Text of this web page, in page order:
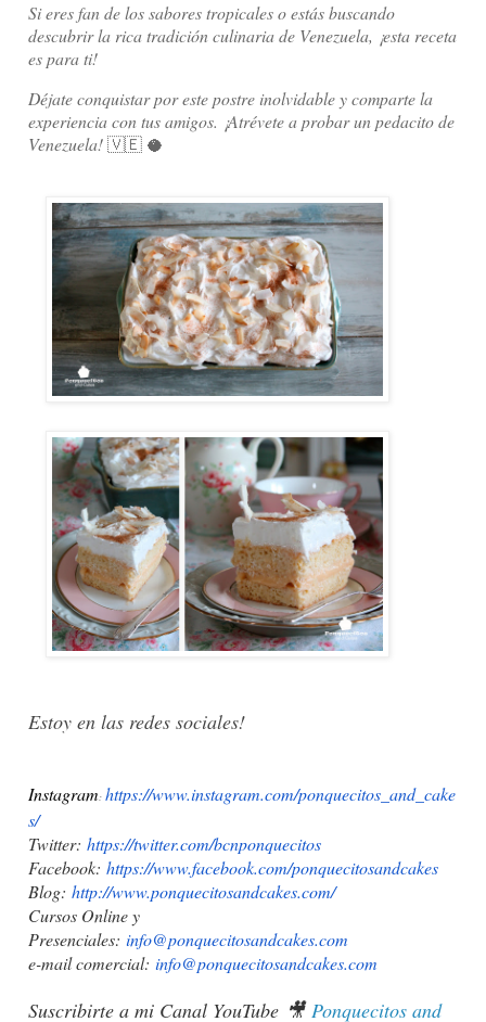
Si eres fan de los sabores tropicales o estás buscando
descubrir la rica tradición culinaria de Venezuela, ¡esta receta
es para ti!
Déjate conquistar por este postre inolvidable y comparte la
experiencia con tus amigos. ¡Atrévete a probar un pedacito de
Venezuela!🇻🇪 🥥
Estoy en las redes sociales!
Instagram: https://www.instagram.com/ponquecitos_and_cake
s/
Twitter: https://twitter.com/bcnponquecitos
Facebook: https://www.facebook.com/ponquecitosandcakes
Blog: http://www.ponquecitosandcakes.com/
Cursos Online y
Presenciales: info@ponquecitosandcakes.com
e-mail comercial: info@ponquecitosandcakes.com
Suscribirte a mi Canal YouTube 🎥Ponquecitos and